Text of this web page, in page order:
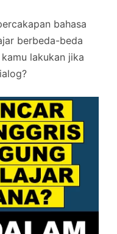
bahasa
berbeda-beda
lakukan jika